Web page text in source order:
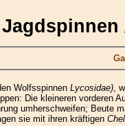
Jagdspinnen
Wolfsspinnen Lycosidae),
Die kleineren vorderen
umherschweifen; Beute
sie mit ihren kräftigen